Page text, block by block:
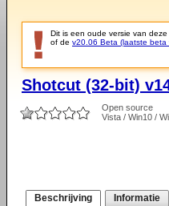
Dit is een oude versie van
of de v20.06 Beta (laatste beta
Shotcut (32-bit)
Open source
Vista / Win10 /
Beschrijving Informatie